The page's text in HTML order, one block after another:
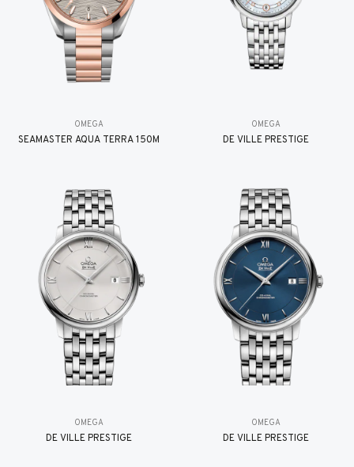
OMEGA
SEAMASTER AQUA TERRA 150M
OMEGA
DE VILLE PRESTIGE
OMEGA
DE VILLE PRESTIGE
OMEGA
DE VILLE PRESTIGE